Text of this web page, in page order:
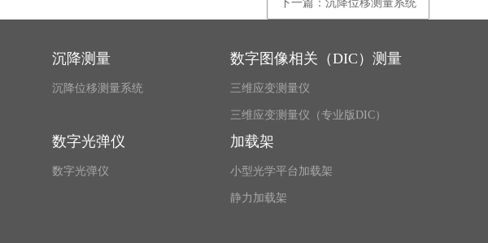
下一篇：沉降位移测量系统
沉降测量
沉降位移测量系统
数字图像相关（DIC）测量
三维应变测量仪
三维应变测量仪（专业版DIC）
数字光弹仪
数字光弹仪
加载架
小型光学平台加载架
静力加载架